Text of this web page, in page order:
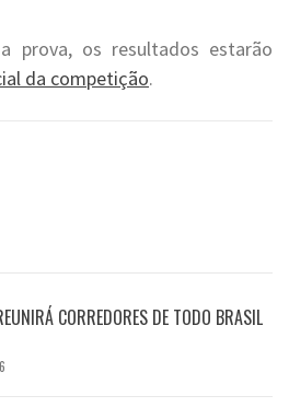
prova, os resultados estarão
da competição.
CORREDORES DE TODO BRASIL